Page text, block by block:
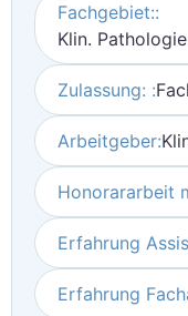
Fachgebiet::
Klin.
Zulassung: :
Arbeitgeber:
Honorararbeit
Erfahrung
Erfahrung